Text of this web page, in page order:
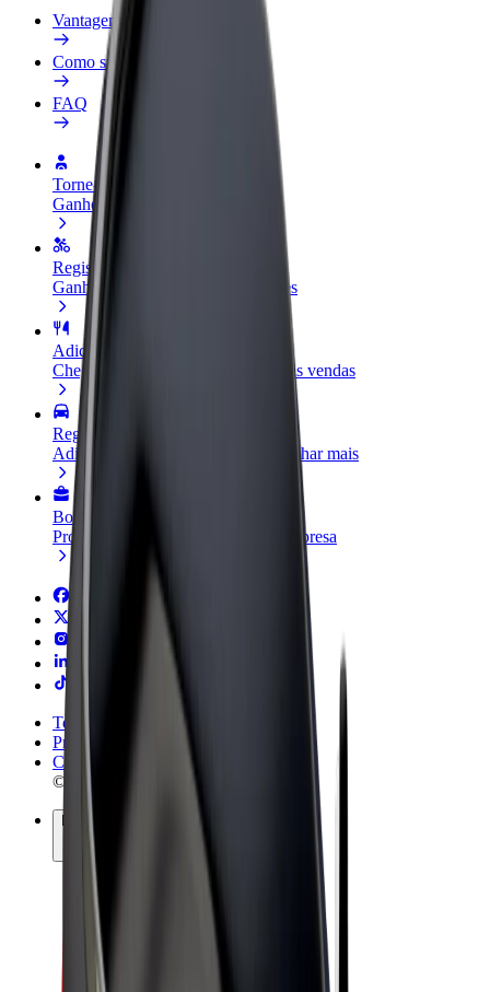
Vantagens
Como subscrever
FAQ
Torne-se motorista
Ganhe dinheiro quando quiser
Registe a sua frota de estafetas
Ganhe dinheiro a entregar refeições
Adicione um restaurante ou loja
Chegue a mais clientes e aumente as vendas
Registe-se como gestor de frota
Adicione a sua frota à Bolt para ganhar mais
Bolt for Business
Produtos da Bolt ajustados à sua empresa
Termos & Condições
Privacidade
Cookies
© 2026 Bolt Technology OÜ
Produtos
Viagens
Trotinetes
Bolt Market